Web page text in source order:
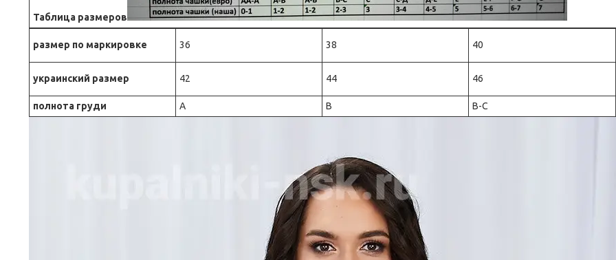
Таблица размеров
размер по маркировке 36 38 40
украинский размер 42 44 46
полнота груди
A B B-C